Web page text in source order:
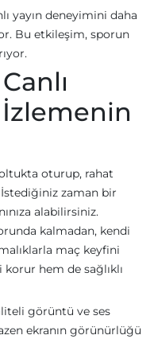
yayın deneyimini daha
Bu etkileşim, sporun
İzlemenin
oturup, rahat
zaman bir
alabilirsiniz.
kalmadan, kendi
maç keyfini
hem de sağlıklı
görüntü ve ses
ekranın görünürlüğü